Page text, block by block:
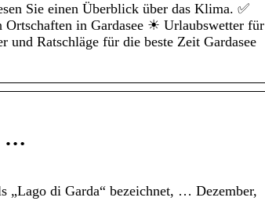
Sie einen Überblick über das Klima. ✅
Ortschaften in Gardasee ☀ Urlaubswetter für
und Ratschläge für die beste Zeit Gardasee
…
„Lago di Garda“ bezeichnet, … Dezember,